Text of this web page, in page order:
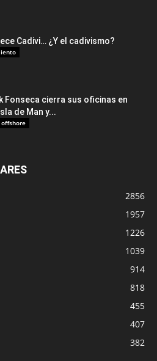
Cadivi… ¿Y el cadivismo?
Fonseca cierra sus oficinas en
de Man y...
offshore
2856
1957
1226
1039
914
818
455
407
382